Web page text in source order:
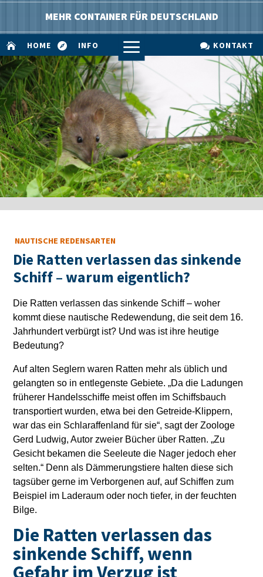
MEHR CONTAINER FÜR DEUTSCHLAND
 HOME  INFO a  KONTAKT
NAUTISCHE REDENSARTEN
Die Ratten verlassen das sinkende
Schiff – warum eigentlich?
Die Ratten verlassen das sinkende Schiff – woher
kommt diese nautische Redewendung, die seit dem 16.
Jahrhundert verbürgt ist? Und was ist ihre heutige
Bedeutung?
Auf alten Seglern waren Ratten mehr als üblich und
gelangten so in entlegenste Gebiete. „Da die Ladungen
früherer Handelsschiffe meist offen im Schiffsbauch
transportiert wurden, etwa bei den Getreide-Klippern,
war das ein Schlaraffenland für sie“, sagt der Zoologe
Gerd Ludwig, Autor zweier Bücher über Ratten. „Zu
Gesicht bekamen die Seeleute die Nager jedoch eher
selten.“ Denn als Dämmerungstiere halten diese sich
tagsüber gerne im Verborgenen auf, auf Schiffen zum
Beispiel im Laderaum oder noch tiefer, in der feuchten
Bilge.
Die Ratten verlassen das
sinkende Schiff, wenn